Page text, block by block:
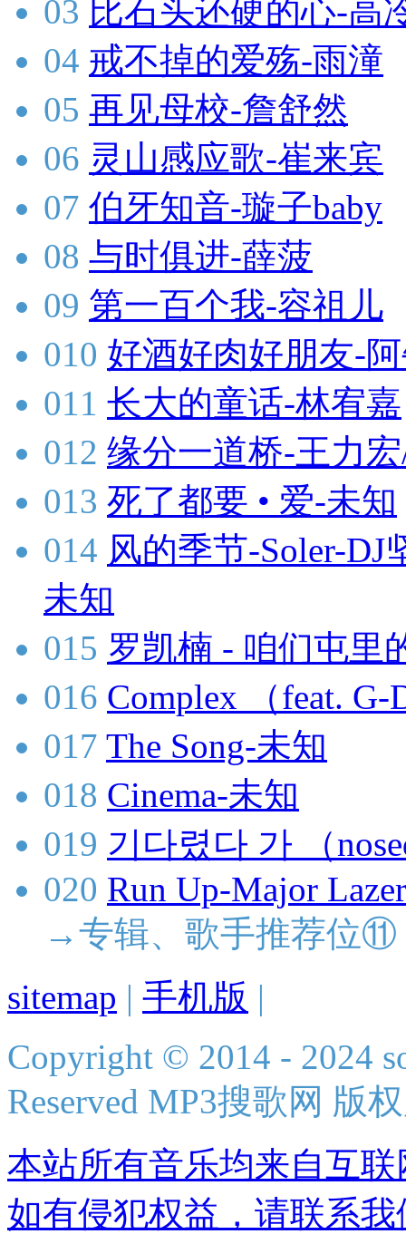
03 比石头还硬的心-高
04 戒不掉的爱殇-雨潼
05 再见母校-詹舒然
06 灵山感应歌-崔来宾
07 伯牙知音-璇子baby
08 与时俱进-薛菠
09 第一百个我-容祖儿
010 好酒好肉好朋友-
011 长大的童话-林宥嘉
012 缘分一道桥-王力
013 死了都要 • 爱-未知
014 风的季节-Soler-
未知
015 罗凯楠 - 咱们屯里
016 Complex （feat.
017 The Song-未知
018 Cinema-未知
019 기다렸다 가 （
020 Run Up-Major
→专辑、歌手推荐位⑪
sitemap | 手机版 |
Copyright © 2014 - 2024
Reserved MP3搜歌网 版
本站所有音乐均来自互
如有侵犯权益，请联系